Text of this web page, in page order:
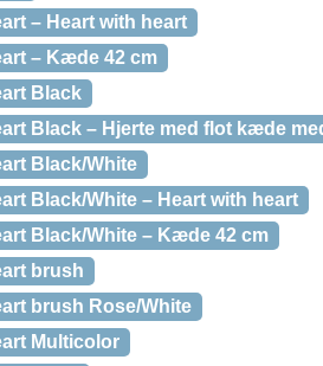
– Heart with heart
– Kæde 42 cm
Black
Black – Hjerte med flot kæde
Black/White
Black/White – Heart with heart
Black/White – Kæde 42 cm
brush
brush Rose/White
Multicolor